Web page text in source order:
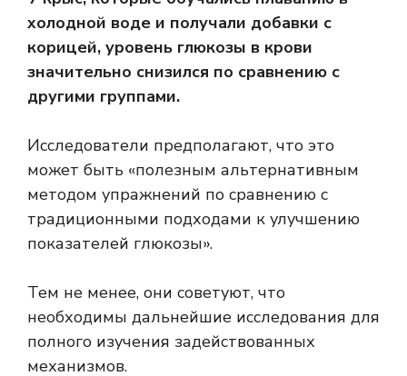
холодной воде и получали добавки с
корицей, уровень глюкозы в крови
значительно снизился по сравнению с
другими группами.
Исследователи предполагают, что это
может быть «полезным альтернативным
методом упражнений по сравнению с
традиционными подходами к улучшению
показателей глюкозы».
Тем не менее, они советуют, что
необходимы дальнейшие исследования для
полного изучения задействованных
механизмов.